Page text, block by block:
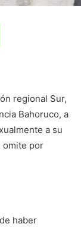
regional Sur,
Bahoruco, a
a su
omite por
haber